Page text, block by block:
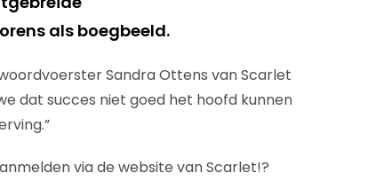
als boegbeeld.
Sandra Ottens van Scarlet
dat succes niet goed het hoofd kunnen
via de website van Scarlet!?